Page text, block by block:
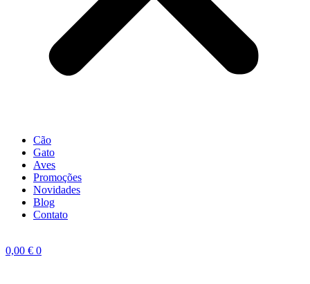
Cão
Gato
Aves
Promoções
Novidades
Blog
Contato
0,00 € 0